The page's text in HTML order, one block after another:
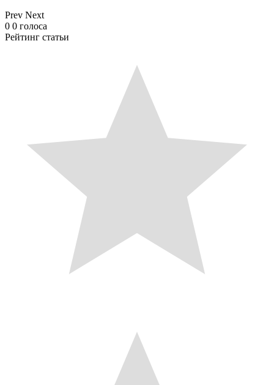
Prev Next
0 0 голоса
Рейтинг статьи